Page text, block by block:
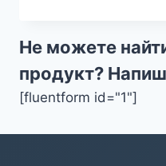
Не можете
продукт?
[fluentform id="1"]